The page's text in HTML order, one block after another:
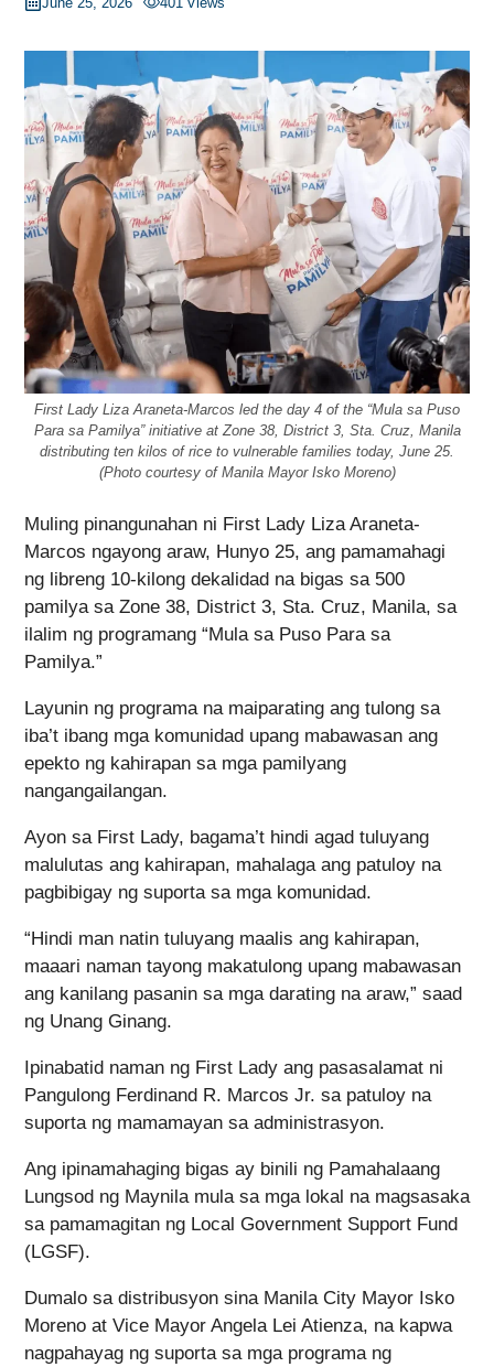
First Lady Liza Araneta-Marcos led the day 4 of the “Mula sa Puso
Para sa Pamilya” initiative at Zone 38, District 3, Sta. Cruz, Manila
distributing ten kilos of rice to vulnerable families today, June 25.
(Photo courtesy of Manila Mayor Isko Moreno)
Muling pinangunahan ni First Lady Liza Araneta-
Marcos ngayong araw, Hunyo 25, ang pamamahagi
ng libreng 10-kilong dekalidad na bigas sa 500
pamilya sa Zone 38, District 3, Sta. Cruz, Manila, sa
ilalim ng programang “Mula sa Puso Para sa
Pamilya.”
Layunin ng programa na maiparating ang tulong sa
iba’t ibang mga komunidad upang mabawasan ang
epekto ng kahirapan sa mga pamilyang
nangangailangan.
Ayon sa First Lady, bagama’t hindi agad tuluyang
malulutas ang kahirapan, mahalaga ang patuloy na
pagbibigay ng suporta sa mga komunidad.
“Hindi man natin tuluyang maalis ang kahirapan,
maaari naman tayong makatulong upang mabawasan
ang kanilang pasanin sa mga darating na araw,” saad
ng Unang Ginang.
Ipinabatid naman ng First Lady ang pasasalamat ni
Pangulong Ferdinand R. Marcos Jr. sa patuloy na
suporta ng mamamayan sa administrasyon.
Ang ipinamahaging bigas ay binili ng Pamahalaang
Lungsod ng Maynila mula sa mga lokal na magsasaka
sa pamamagitan ng Local Government Support Fund
(LGSF).
Dumalo sa distribusyon sina Manila City Mayor Isko
Moreno at Vice Mayor Angela Lei Atienza, na kapwa
nagpahayag ng suporta sa mga programa ng